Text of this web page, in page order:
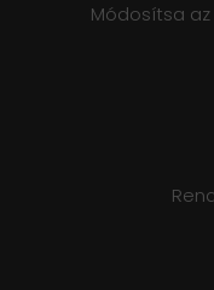
Módosítsa